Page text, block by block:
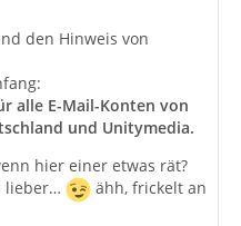
den Hinweis von
alle E-Mail-Konten von
und Unitymedia.
hier einer etwas rät?
lieber…
ähh, frickelt an